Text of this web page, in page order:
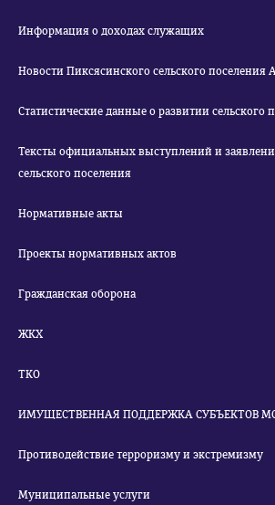
Информация о доходах служащих
Новости Пиксясинского сельского поселения
Статистические данные о развитии сельского
Тексты официальных выступлений и
сельского поселения
Нормативные акты
Проекты нормативных актов
Гражданская оборона
ЖКХ
ТКО
ИМУЩЕСТВЕННАЯ ПОДДЕРЖКА СУБЪЕКТОВ
Противодействие терроризму и экстремизму
Муниципальные услуги